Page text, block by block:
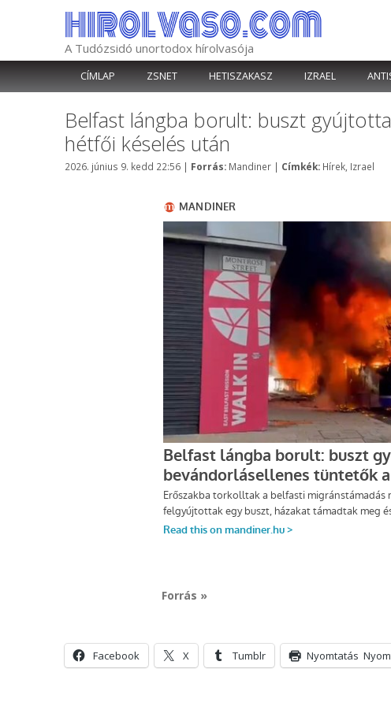
A Tudózsidó unortodox hírolvasója
CÍMLAP ZSNET HETISZAKASZ IZRAEL
Belfast lángba borult: buszt
hétfői késelés után
2026. június 9. kedd 22:56 | Forrás: Kategória
Mandiner | Címkék: Címkék
Hírek Izrael
Forrás »
Facebook X Tumblr Nyomtatás